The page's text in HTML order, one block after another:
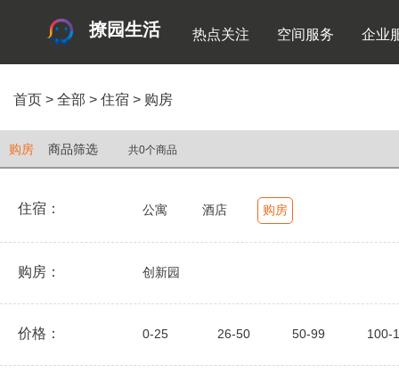
撩园生活 热点关注 空间服务 企业
首页 > 全部 > 住宿 > 购房
购房 商品筛选 共0个商品
住宿： 公寓 酒店 购房
购房： 创新园
价格： 0-25 26-50 50-99 100-